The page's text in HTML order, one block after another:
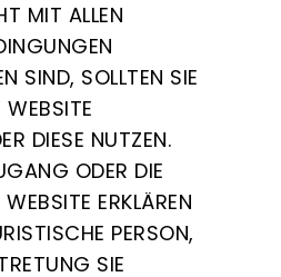
MIT ALLEN
SIND, SOLLTEN SIE
DIESE NUTZEN.
ODER DIE
ERKLÄREN
PERSON,
SIE